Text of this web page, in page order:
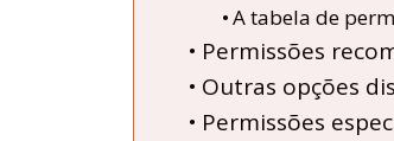
A tabela de
Permissões
Outras opções
Permissões